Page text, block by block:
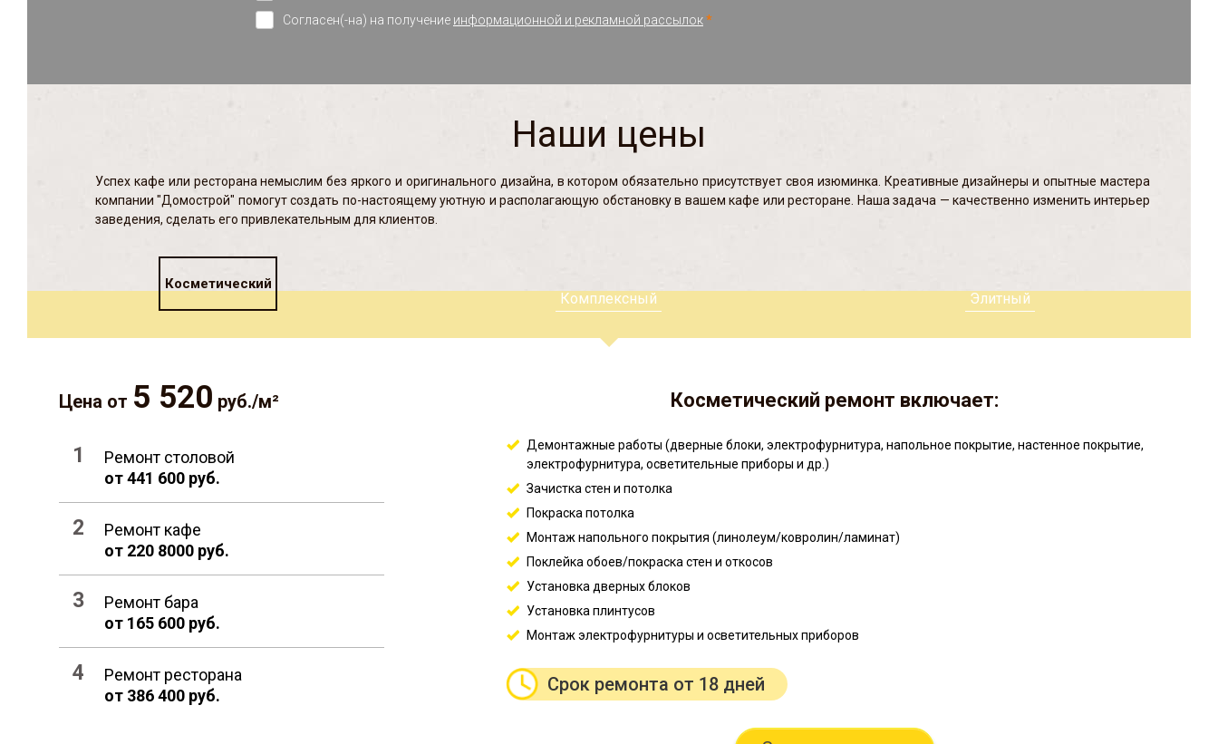
Согласен(-на) на получение информационной и рекламной рассылок*
Наши цены
Успех кафе или ресторана немыслим без яркого и оригинального дизайна, в котором обязательно присутствует своя изюминка. Креативные дизайнеры и опытные мастера
компании "Домострой" помогут создать по-настоящему уютную и располагающую обстановку в вашем кафе или ресторане. Наша задача — качественно изменить интерьер
заведения, сделать его привлекательным для клиентов.
Косметический
Комплексный Элитный
Цена от 5 520 руб./м²
Ремонт столовой
от 441 600 руб.
Ремонт кафе
от 220 8000 руб.
Ремонт бара
от 165 600 руб.
Ремонт ресторана
от 386 400 руб.
Косметический ремонт включает:
Демонтажные работы (дверные блоки, электрофурнитура, напольное покрытие, настенное покрытие,
электрофурнитура, осветительные приборы и др.)
Зачистка стен и потолка
Покраска потолка
Монтаж напольного покрытия (линолеум/ковролин/ламинат)
Поклейка обоев/покраска стен и откосов
Установка дверных блоков
Установка плинтусов
Монтаж электрофурнитуры и осветительных приборов
Срок ремонта от 18 дней